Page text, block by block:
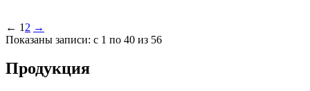
← 1 2 →
Показаны записи: с 1 по 40 из 56
Продукция